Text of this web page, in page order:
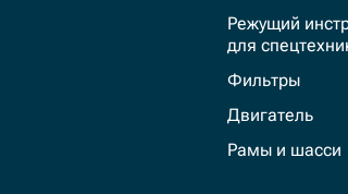
Режущий
для
Фильтры
Двигатель
Рамы и шасси